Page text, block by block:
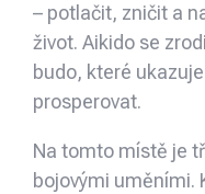
– potlačit, zničit a
život. Aikido se
budo, které
prosperovat.
Na tomto místě je
bojovými uměními.